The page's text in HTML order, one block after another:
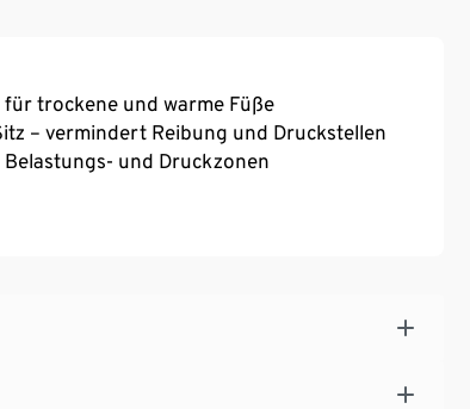
trockene und warme Füße
– vermindert Reibung und Druckstellen
und Druckzonen